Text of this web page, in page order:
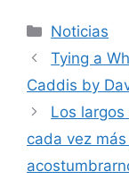
Categorías
Noticias
Tying a
Caddis by
Los
cada vez